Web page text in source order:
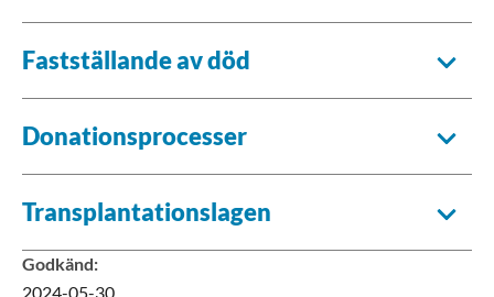
Fastställande av död
Donationsprocesser
Transplantationslagen
Godkänd:
2024-05-30